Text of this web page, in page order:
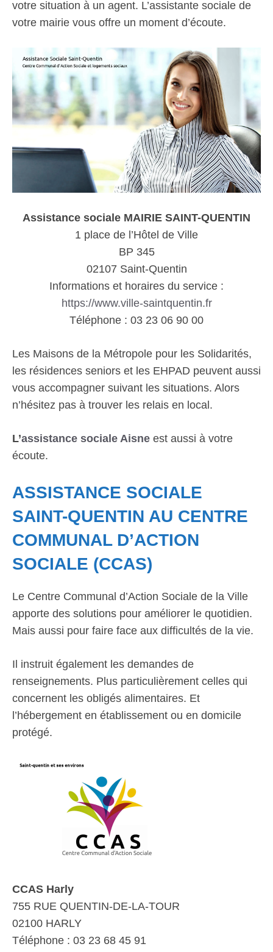
votre situation à un agent. L’assistante sociale de
votre mairie vous offre un moment d’écoute.
Assistance sociale MAIRIE SAINT-QUENTIN
1 place de l’Hôtel de Ville
BP 345
02107 Saint-Quentin
Informations et horaires du service :
https://www.ville-saintquentin.fr
Téléphone : 03 23 06 90 00
Les Maisons de la Métropole pour les Solidarités,
les résidences seniors et les EHPAD peuvent aussi
vous accompagner suivant les situations. Alors
n’hésitez pas à trouver les relais en local.
L’assistance sociale Aisne est aussi à votre
écoute.
ASSISTANCE SOCIALE
SAINT-QUENTIN AU CENTRE
COMMUNAL D’ACTION
SOCIALE (CCAS)
Le Centre Communal d’Action Sociale de la Ville
apporte des solutions pour améliorer le quotidien.
Mais aussi pour faire face aux difficultés de la vie.
Il instruit également les demandes de
renseignements. Plus particulièrement celles qui
concernent les obligés alimentaires. Et
l’hébergement en établissement ou en domicile
protégé.
CCAS Harly
755 RUE QUENTIN-DE-LA-TOUR
02100 HARLY
Téléphone : 03 23 68 45 91